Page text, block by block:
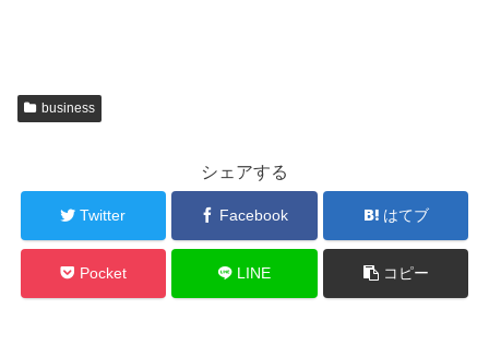
business
シェアする
Twitter Facebook はてブ
Pocket LINE コピー